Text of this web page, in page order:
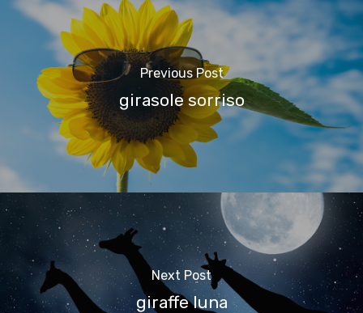
Previous Post
girasole sorriso
Next Post
giraffe luna